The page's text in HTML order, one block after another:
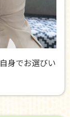
身でお選びい